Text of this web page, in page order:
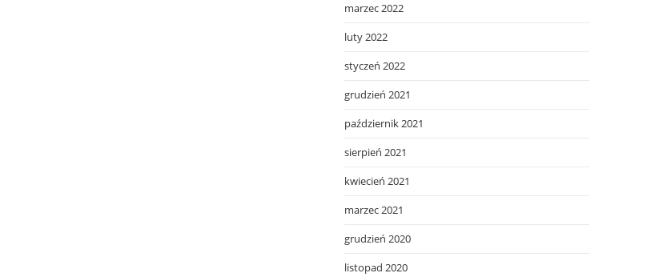
marzec 2022
luty 2022
styczeń 2022
grudzień 2021
październik 2021
sierpień 2021
kwiecień 2021
marzec 2021
grudzień 2020
listopad 2020